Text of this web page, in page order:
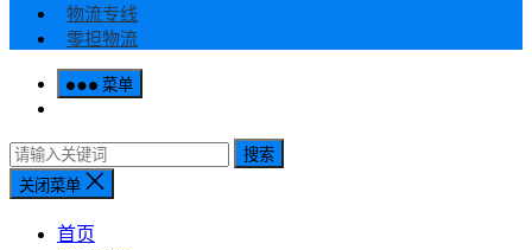
物流专线
零担物流
菜单
搜索
关闭菜单
首页